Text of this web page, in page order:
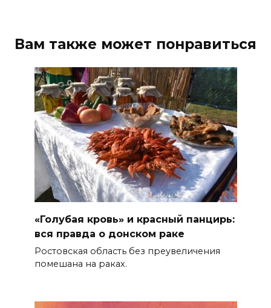
надвигаются ливни с градом
07 августа 2026 13:59
В Общественной палате
предложили сократить
рабочий день из-за жары
07 августа 2026 13:43
Памятник Ермаку в
Новочеркасске перекрасили в
черный цвет – общественники
бьют тревогу
07 августа 2026 13:38
Вам также может понравиться
«Голубая кровь» и красный панцирь:
вся правда о донском раке
Ростовская область без преувеличения
помешана на раках.